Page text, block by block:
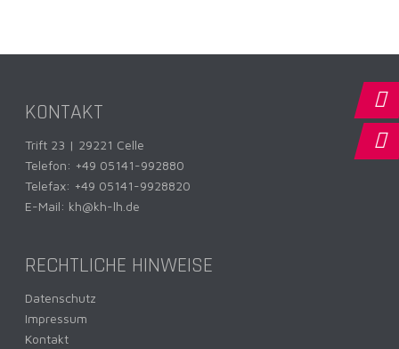
KONTAKT
Trift 23 | 29221 Celle
Telefon: +49 05141-992880
Telefax: +49 05141-9928820
E-Mail: kh@kh-lh.de
RECHTLICHE HINWEISE
Datenschutz
Impressum
Kontakt